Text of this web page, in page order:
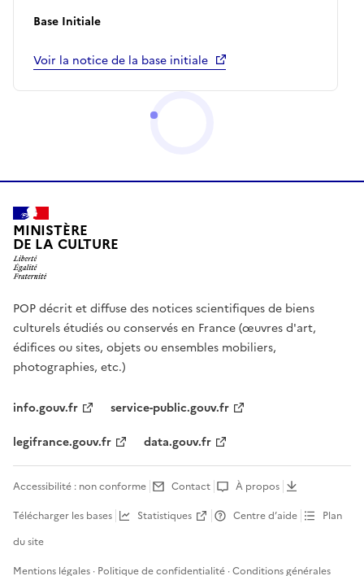
Base Initiale
Voir la notice de la base initiale
MINISTÈRE
DE LA CULTURE
POP décrit et diffuse des notices scientifiques de biens
culturels étudiés ou conservés en France (œuvres d'art,
édifices ou sites, objets ou ensembles mobiliers,
photographies, etc.)
info.gouv.fr
service-public.gouv.fr
legifrance.gouv.fr
data.gouv.fr
Accessibilité : non conforme Contact
À propos
Télécharger les bases
Statistiques Centre d’aide
Plan
du site
Mentions légales · Politique de confidentialité ·Conditions générales